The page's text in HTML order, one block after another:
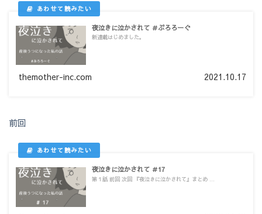
夜泣きに泣かされて ＃ぷろろーぐ
新連載はじめました。
themother-inc.com 2021.10.17
前回
夜泣きに泣かされて ＃17
第１話 前回 次回 『夜泣きに泣かされて』まとめ ...